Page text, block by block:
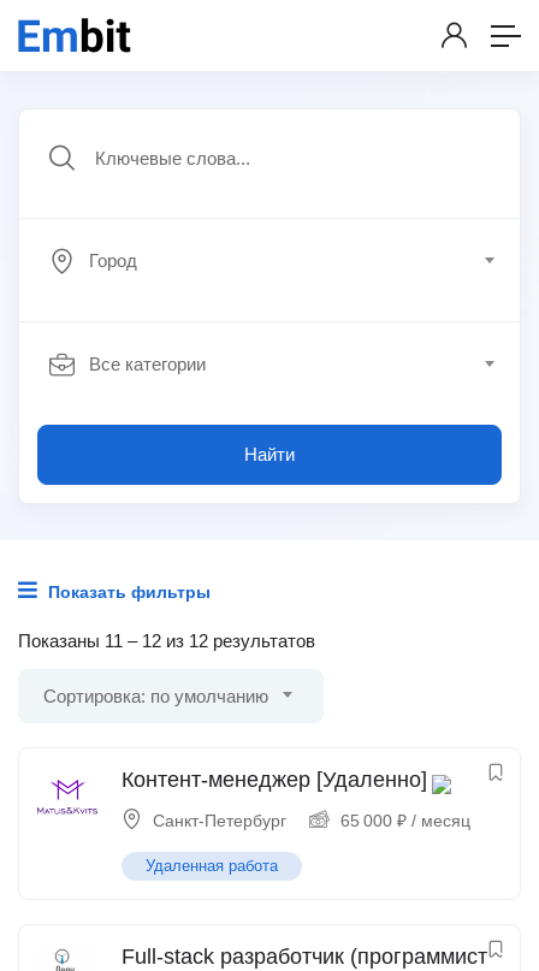
Город
Все категории
Найти
Показать фильтры
Показаны 11 – 12 из 12 результатов
Сортировка: по умолчанию
Контент-менеджер [Удаленно]
Санкт-Петербург 65 000 ₽ / месяц
Удаленная работа
Full-stack разработчик (программист